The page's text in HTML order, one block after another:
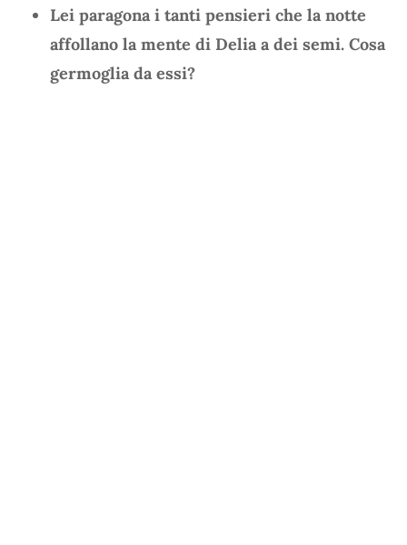
Lei paragona i tanti pensieri che la notte
affollano la mente di Delia a dei semi. Cosa
germoglia da essi?